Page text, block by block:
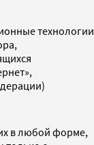
технологии
в любой форме,